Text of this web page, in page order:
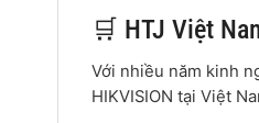
🛒 HTJ Việt
Với nhiều năm kinh
HIKVISION tại Việt